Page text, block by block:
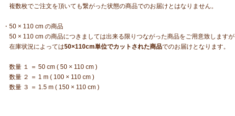
複数枚でご注文を頂いても繋がった状態の商品でのお届けとはなりません。
・50 × 110 cm の商品
50 × 110 cm の商品につきましては出来る限りつながった商品をご用意致しますが
在庫状況によっては50×110cm単位でカットされた商品でのお届けとなります。
数量 １ ＝ 50 cm ( 50 × 110 cm )
数量 ２ ＝ 1 m ( 100 × 110 cm )
数量 ３ ＝ 1.5 m ( 150 × 110 cm )